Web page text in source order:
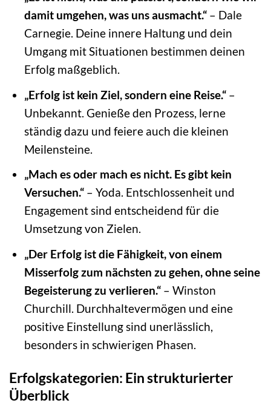
damit umgehen, was uns ausmacht.“– Dale
Carnegie. Deine innere Haltung und dein
Umgang mit Situationen bestimmen deinen
Erfolg maßgeblich.
„Erfolg ist kein Ziel, sondern eine Reise.“–
Unbekannt. Genieße den Prozess, lerne
ständig dazu und feiere auch die kleinen
Meilensteine.
„Mach es oder mach es nicht. Es gibt kein
Versuchen.“– Yoda. Entschlossenheit und
Engagement sind entscheidend für die
Umsetzung von Zielen.
„Der Erfolg ist die Fähigkeit, von einem
Misserfolg zum nächsten zu gehen, ohne seine
Begeisterung zu verlieren.“– Winston
Churchill. Durchhaltevermögen und eine
positive Einstellung sind unerlässlich,
besonders in schwierigen Phasen.
Erfolgskategorien: Ein strukturierter
Überblick